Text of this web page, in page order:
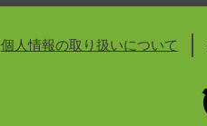
個人情報の取り扱いについて